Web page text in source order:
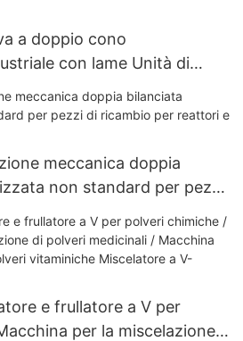
a doppio cono
con lame Unità di
con lame
meccanica doppia
non standard per pezzi
e agitatori
e frullatore a V per
per la miscelazione